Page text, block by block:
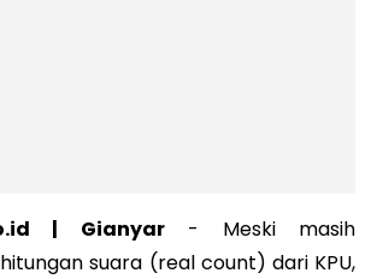
| Gianyar- Meski masih
suara (real count) dari KPU,